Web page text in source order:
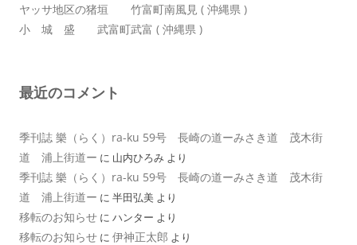
ヤッサ地区の猪垣 竹富町南風見 ( 沖縄県 )
小 城 盛 武富町武富 ( 沖縄県 )
最近のコメント
季刊誌 樂（らく）ra-ku 59号 長崎の道ーみさき道 茂木街
道 浦上街道ー に 山内ひろみ より
季刊誌 樂（らく）ra-ku 59号 長崎の道ーみさき道 茂木街
道 浦上街道ー に 半田弘美 より
移転のお知らせ に ハンター より
移転のお知らせ に 伊神正太郎 より